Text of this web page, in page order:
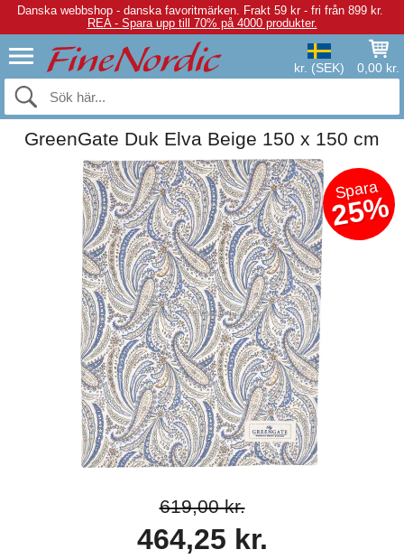
Danska webbshop - danska favoritmärken. Frakt 59 kr - fri från 899 kr.
REA - Spara upp till 70% på 4000 produkter.
kr. (SEK) 0,00 kr.
GreenGate Duk Elva Beige 150 x 150 cm
Spara
25%
619,00 kr.
464,25 kr.